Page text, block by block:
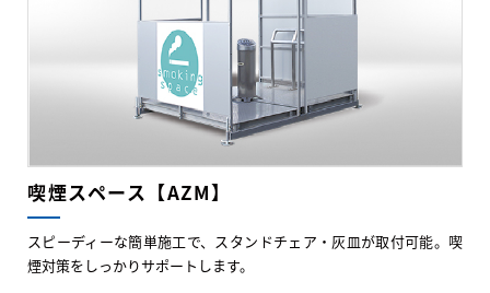
喫煙スペース【AZM】
スピーディーな簡単施工で、スタンドチェア・灰皿が取付可能。喫
煙対策をしっかりサポートします。